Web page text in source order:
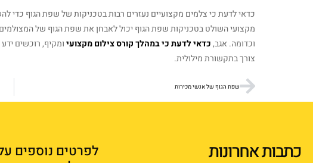
כדאי לדעת כי צלמים מקצועיים נעזרים רבות בטכניקות של שפת הגוף כדי
מקצועי השולט בטכניקות שפת הגוף יכול לאבחן את שפת הגוף של
וכדומה. אגב,כדאי לדעת כי במהלך קורס צילום מקצועיומקיף, רוכשים
צורך בתקשורת מילולית.
שפת הגוף של אנשי מכירות
כתבות אחרונות
לפרטים נוספים